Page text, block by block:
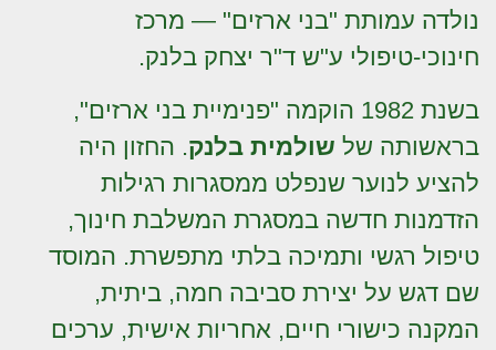
נולדה עמותת "בני ארזים" — מרכז
חינוכי-טיפולי ע"ש ד"ר יצחק בלנק.
בשנת 1982 הוקמה "פנימיית בני ארזים",
בראשותה של שולמית בלנק. החזון היה
להציע לנוער שנפלט ממסגרות רגילות
הזדמנות חדשה במסגרת המשלבת חינוך,
טיפול רגשי ותמיכה בלתי מתפשרת. המוסד
שם דגש על יצירת סביבה חמה, ביתית,
המקנה כישורי חיים, אחריות אישית, ערכים